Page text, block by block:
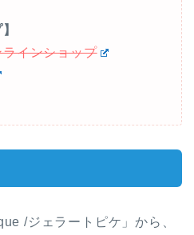
インショップ
/ジェラートピケ」から、